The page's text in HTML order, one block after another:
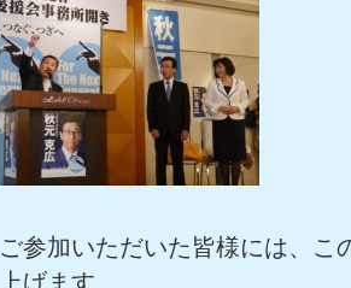
ご参加いただいた皆様には、こ
上げます。